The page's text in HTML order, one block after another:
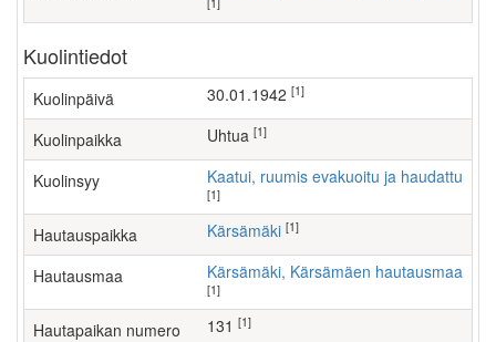
Kuolintiedot
Kuolinpäivä 30.01.1942 [1]
Kuolinpaikka Uhtua [1]
Kuolinsyy Kaatui, ruumis evakuoitu ja haudattu
[1]
Hautauspaikka Kärsämäki [1]
Hautausmaa Kärsämäki, Kärsämäen hautausmaa
[1]
Hautapaikan numero 131 [1]